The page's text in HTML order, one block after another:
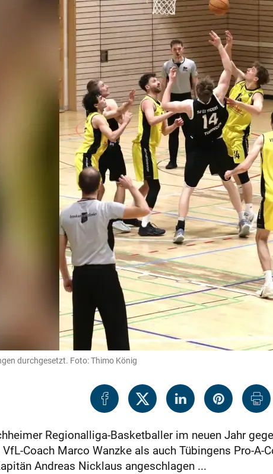
durchgesetzt. Foto: Thimo König
Regionalliga-Basketballer im neuen Jahr
Coach Marco Wanzke als auch Tübingens Pro-A-
Andreas Nicklaus angeschlagen ...